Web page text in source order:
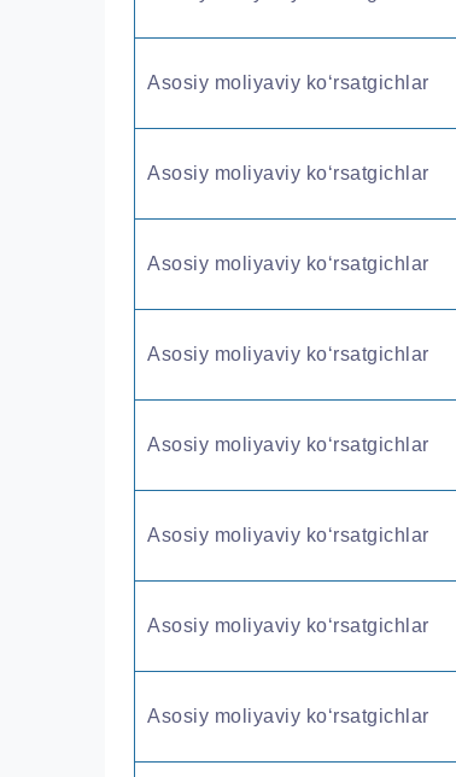
Asosiy moliyaviy ko‘rsatgichlar
Asosiy moliyaviy ko‘rsatgichlar
Asosiy moliyaviy ko‘rsatgichlar
Asosiy moliyaviy ko‘rsatgichlar
Asosiy moliyaviy ko‘rsatgichlar
Asosiy moliyaviy ko‘rsatgichlar
Asosiy moliyaviy ko‘rsatgichlar
Asosiy moliyaviy ko‘rsatgichlar